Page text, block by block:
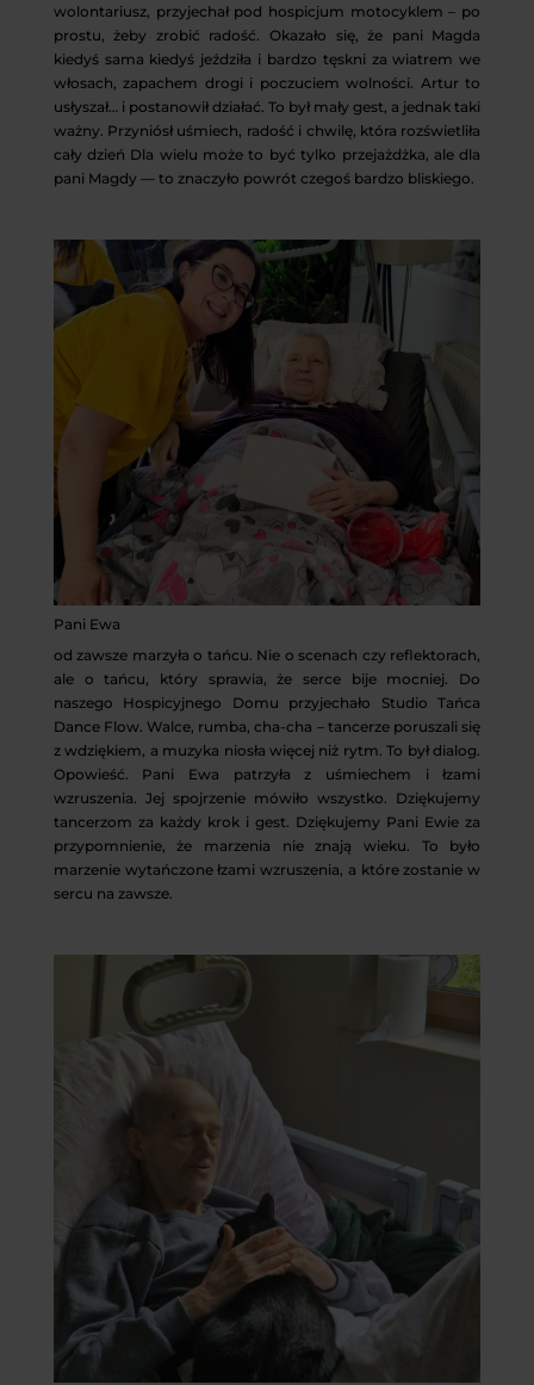
wolontariusz, przyjechał pod hospicjum motocyklem – po
prostu, żeby zrobić radość. Okazało się, że pani Magda
kiedyś sama kiedyś jeździła i bardzo tęskni za wiatrem we
włosach, zapachem drogi i poczuciem wolności. Artur to
usłyszał… i postanowił działać. To był mały gest, a jednak taki
ważny. Przyniósł uśmiech, radość i chwilę, która rozświetliła
cały dzień Dla wielu może to być tylko przejażdżka, ale dla
pani Magdy — to znaczyło powrót czegoś bardzo bliskiego.
Pani Ewa
od zawsze marzyła o tańcu. Nie o scenach czy reflektorach,
ale o tańcu, który sprawia, że serce bije mocniej. Do
naszego Hospicyjnego Domu przyjechało Studio Tańca
Dance Flow. Walce, rumba, cha-cha – tancerze poruszali się
z wdziękiem, a muzyka niosła więcej niż rytm. To był dialog.
Opowieść. Pani Ewa patrzyła z uśmiechem i łzami
wzruszenia. Jej spojrzenie mówiło wszystko. Dziękujemy
tancerzom za każdy krok i gest. Dziękujemy Pani Ewie za
przypomnienie, że marzenia nie znają wieku. To było
marzenie wytańczone łzami wzruszenia, a które zostanie w
sercu na zawsze.